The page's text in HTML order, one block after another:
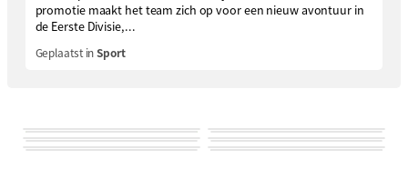
promotie maakt het team zich op voor een nieuw avontuur in
de Eerste Divisie,...
Geplaatst inSport